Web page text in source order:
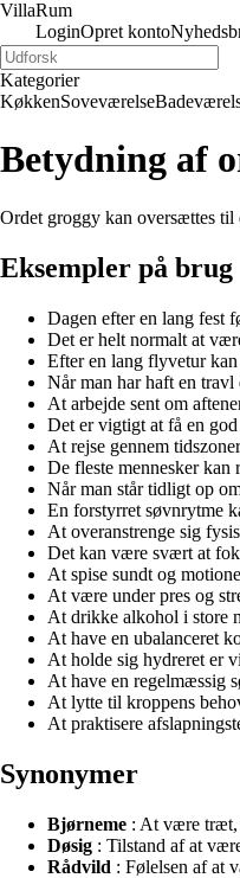
VillaRum
LoginOpret konto
Kategorier
KøkkenSoveværelse
Betydning af
Ordet groggy kan oversættes
Eksempler på brug
Dagen efter en lang fest
Det er helt normalt at
Efter en lang flyvetur
Når man har haft en travl
At arbejde sent om
Det er vigtigt at få en
At rejse gennem
De fleste mennesker kan
Når man står tidligt op
En forstyrret søvnrytme
At overanstrenge sig
Det kan være svært at
At spise sundt og
At være under pres og
At drikke alkohol i store
At have en ubalanceret
At holde sig hydreret er
At have en regelmæssig
At lytte til kroppens
At praktisere
Synonymer
Bjørneme : At være træt,
Døsig : Tilstand af at
Rådvild : Følelsen af at